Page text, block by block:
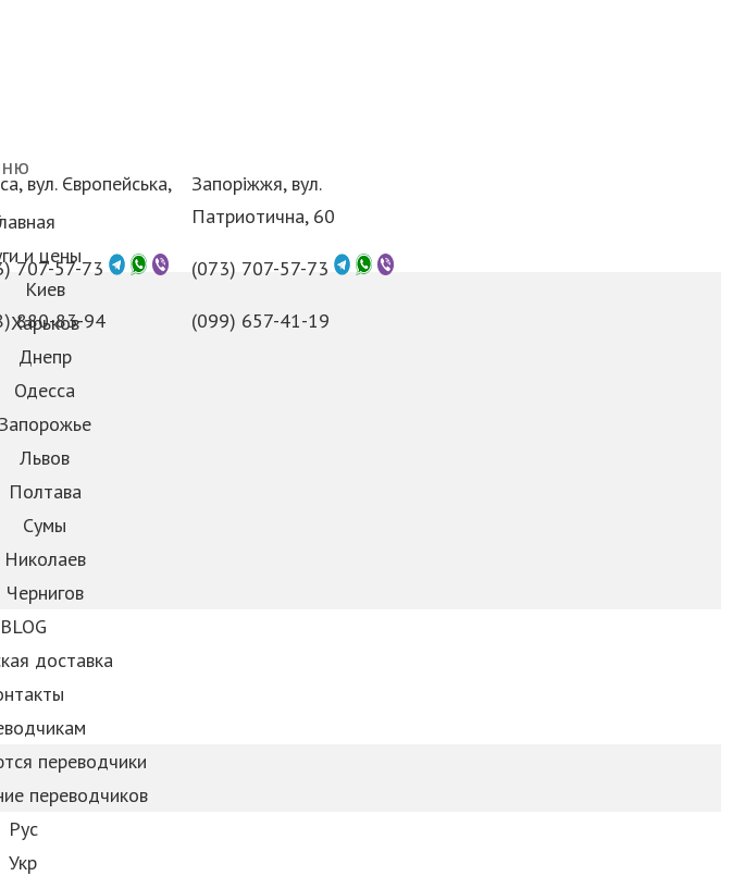
вул. Європейська,
707-57-73
880-83-94
Запоріжжя, вул.
Патриотична, 60
(073) 707-57-73
(099) 657-41-19
и цены
Киев
Харьков
Днепр
Одесса
Запорожье
Львов
Полтава
Сумы
Николаев
Чернигов
BLOG
доставка
переводчики
переводчиков
Рус
Укр